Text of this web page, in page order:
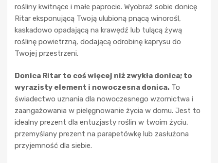
rośliny kwitnące i małe paprocie. Wyobraź sobie donicę
Ritar eksponującą Twoją ulubioną pnącą winorośl,
kaskadowo opadającą na krawędź lub tulącą żywą
roślinę powietrzną, dodającą odrobinę kaprysu do
Twojej przestrzeni.
Donica Ritar to coś więcej niż zwykła donica; to
wyrazisty element i nowoczesna donica. To
świadectwo uznania dla nowoczesnego wzornictwa i
zaangażowania w pielęgnowanie życia w domu. Jest to
idealny prezent dla entuzjasty roślin w twoim życiu,
przemyślany prezent na parapetówkę lub zasłużona
przyjemność dla siebie.